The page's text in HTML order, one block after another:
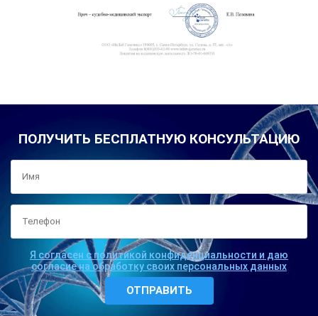
ПОЛУЧИТЬ БЕСПЛАТНУЮ КОНСУЛЬТАЦИЮ
Я согласен с политикой конфиденциальности и даю
согласие на обработку своих персональных данных